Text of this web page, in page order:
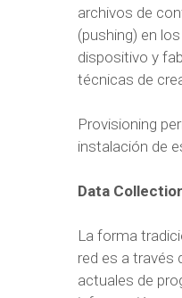
archivos de
(pushing) en
dispositivo y
técnicas de
Provisioning
instalación de
Data
La forma
red es a
actuales de